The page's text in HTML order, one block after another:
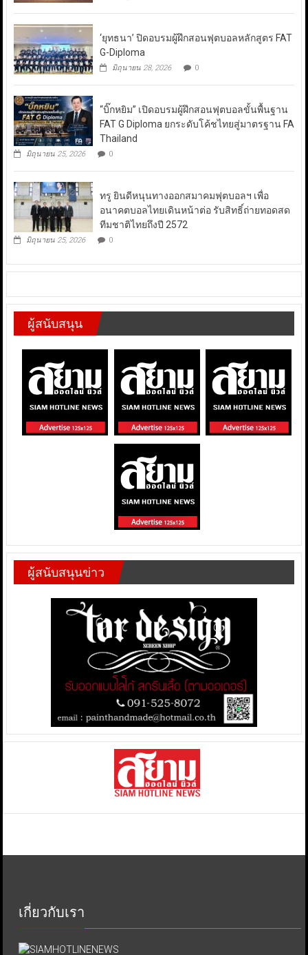
‘ยุทธนา’ ปิดอบรมผู้ฝึกสอนฟุตบอลหลักสูตร FAT
G-Diploma
มิถุนายน 28, 2026 0
“บิ๊กหยิม” เปิดอบรมผู้ฝึกสอนฟุตบอลขั้นพื้นฐาน
FAT G Diploma ยกระดับโค้ชไทยสู่มาตรฐาน FA
Thailand
มิถุนายน 25, 2026 0
ทรู ยินดีหนุนทางออกสมาคมฟุตบอลฯ เพื่อ
อนาคตบอลไทยเดินหน้าต่อ รับสิทธิ์ถ่ายทอดสด
ทีมชาติไทยถึงปี 2572
มิถุนายน 25, 2026 0
ผู้สนับสนุน
ผู้สนับสนุนข่าว
เกี่ยวกับเรา